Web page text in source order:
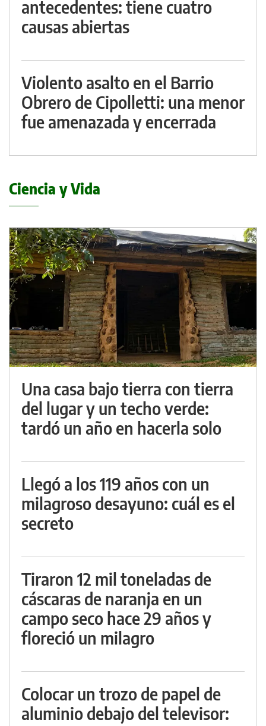
antecedentes: tiene cuatro
causas abiertas
Violento asalto en el Barrio
Obrero de Cipolletti: una menor
fue amenazada y encerrada
Ciencia y Vida
Una casa bajo tierra con tierra
del lugar y un techo verde:
tardó un año en hacerla solo
Llegó a los 119 años con un
milagroso desayuno: cuál es el
secreto
Tiraron 12 mil toneladas de
cáscaras de naranja en un
campo seco hace 29 años y
floreció un milagro
Colocar un trozo de papel de
aluminio debajo del televisor: